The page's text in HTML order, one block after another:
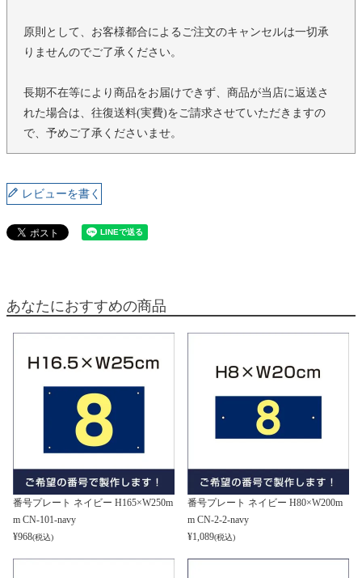
原則として、お客様都合によるご注文のキャンセルは一切承
りませんのでご了承ください。
長期不在等により商品をお届けできず、商品が当店に返送さ
れた場合は、往復送料(実費)をご請求させていただきますの
で、予めご了承くださいませ。
レビューを書く
あなたにおすすめの商品
番号プレート ネイビー H165×W250m
m CN-101-navy
¥968(税込)
番号プレート ネイビー H80×W200m
m CN-2-2-navy
¥1,089(税込)